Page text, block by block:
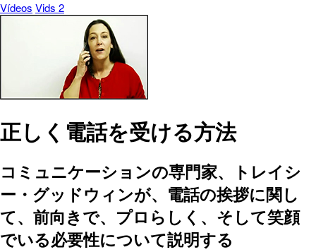
Vídeos Vids 2
正しく電話を受ける方法
コミュニケーションの専門家、トレイシ
ー・グッドウィンが、電話の挨拶に関し
て、前向きで、プロらしく、そして笑顔
でいる必要性について説明する